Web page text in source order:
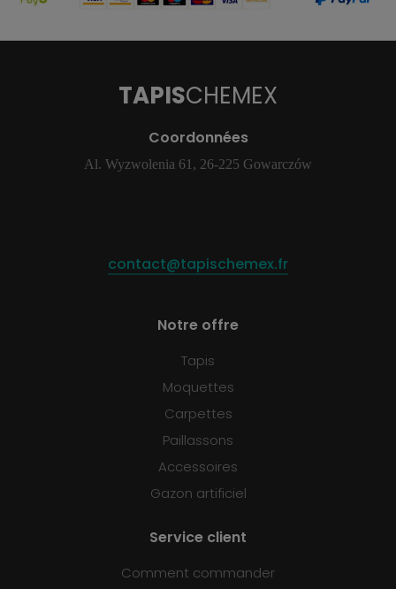
TAPISCHEMEX
Coordonnées
Al. Wyzwolenia 61, 26-225 Gowarczów
contact@tapischemex.fr
Notre offre
Tapis
Moquettes
Carpettes
Paillassons
Accessoires
Gazon artificiel
Service client
Comment commander